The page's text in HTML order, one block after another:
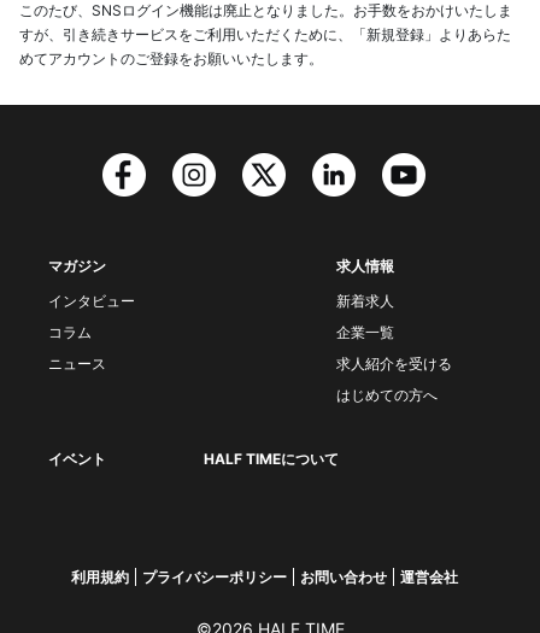
このたび、SNSログイン機能は廃止となりました。お手数をおかけいたしま
すが、引き続きサービスをご利用いただくために、「新規登録」よりあらた
めてアカウントのご登録をお願いいたします。
マガジン
インタビュー
コラム
ニュース
求人情報
新着求人
企業一覧
求人紹介を受ける
はじめての方へ
イベント HALF TIMEについて
利用規約 プライバシーポリシー お問い合わせ 運営会社
©2026 HALF TIME